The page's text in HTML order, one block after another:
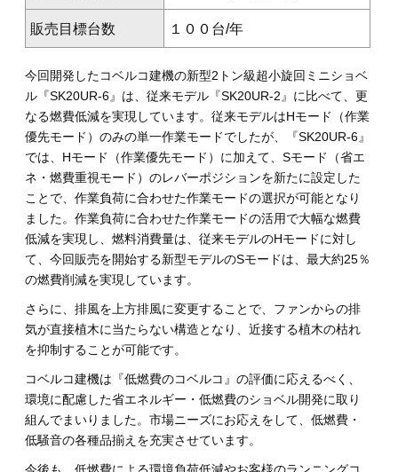
販売目標台数 １００台/年
今回開発したコベルコ建機の新型2トン級超小旋回ミニショベ
ル『SK20UR-6』は、従来モデル『SK20UR-2』に比べて、更
なる燃費低減を実現しています。従来モデルはHモード（作業
優先モード）のみの単一作業モードでしたが、『SK20UR-6』
では、Hモード（作業優先モード）に加えて、Sモード（省エ
ネ・燃費重視モード）のレバーポジションを新たに設定した
ことで、作業負荷に合わせた作業モードの選択が可能となり
ました。作業負荷に合わせた作業モードの活用で大幅な燃費
低減を実現し、燃料消費量は、従来モデルのHモードに対し
て、今回販売を開始する新型モデルのSモードは、最大約25％
の燃費削減を実現しています。
さらに、排風を上方排風に変更することで、ファンからの排
気が直接植木に当たらない構造となり、近接する植木の枯れ
を抑制することが可能です。
コベルコ建機は『低燃費のコベルコ』の評価に応えるべく、
環境に配慮した省エネルギー・低燃費のショベル開発に取り
組んでまいりました。市場ニーズにお応えをして、低燃費・
低騒音の各種品揃えを充実させています。